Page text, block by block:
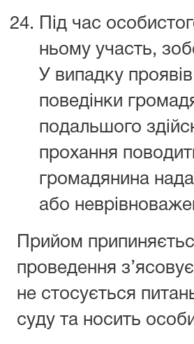
Під час
ньому участь,
У випадку
поведінки
подальшого
прохання
громадянина
або
Прийом
проведення
не стосується
суду та носить